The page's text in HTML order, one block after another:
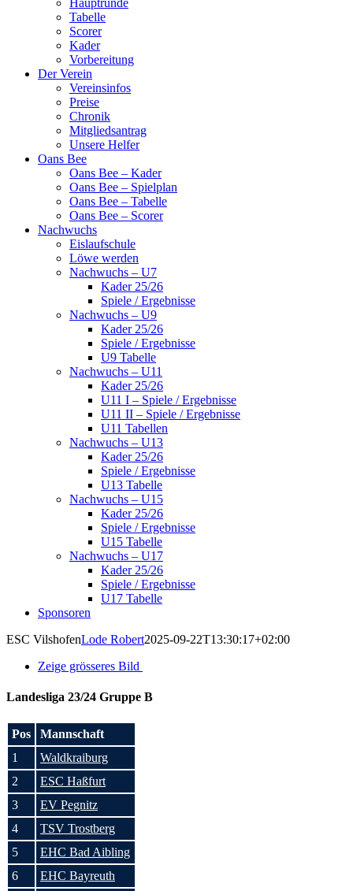
Hauptrunde
Tabelle
Scorer
Kader
Vorbereitung
Der Verein
Vereinsinfos
Preise
Chronik
Mitgliedsantrag
Unsere Helfer
Oans Bee
Oans Bee – Kader
Oans Bee – Spielplan
Oans Bee – Tabelle
Oans Bee – Scorer
Nachwuchs
Eislaufschule
Löwe werden
Nachwuchs – U7
Kader 25/26
Spiele / Ergebnisse
Nachwuchs – U9
Kader 25/26
Spiele / Ergebnisse
U9 Tabelle
Nachwuchs – U11
Kader 25/26
U11 I – Spiele / Ergebnisse
U11 II – Spiele / Ergebnisse
U11 Tabellen
Nachwuchs – U13
Kader 25/26
Spiele / Ergebnisse
U13 Tabelle
Nachwuchs – U15
Kader 25/26
Spiele / Ergebnisse
U15 Tabelle
Nachwuchs – U17
Kader 25/26
Spiele / Ergebnisse
U17 Tabelle
Sponsoren
ESC VilshofenLode Robert2025-09-22T13:30:17+02:00
Zeige grösseres Bild
Landesliga 23/24 Gruppe B
Pos
Mannschaft
1
Waldkraiburg
2
ESC Haßfurt
3
EV Pegnitz
4
TSV Trostberg
5
EHC Bad Aibling
6
EHC Bayreuth